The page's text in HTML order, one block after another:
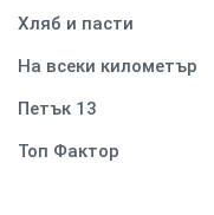
Хляб и пасти
На всеки километър
Петък 13
Топ Фактор